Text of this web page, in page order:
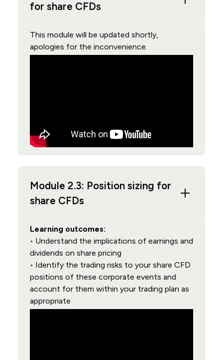
for share CFDs
This module will be updated shortly,
apologies for the inconvenience.
Module 2.3: Position sizing for
share CFDs
Learning outcomes:
• Understand the implications of earnings and
dividends on share pricing
• Identify the trading risks to your share CFD
positions of these corporate events and
account for them within your trading plan as
appropriate